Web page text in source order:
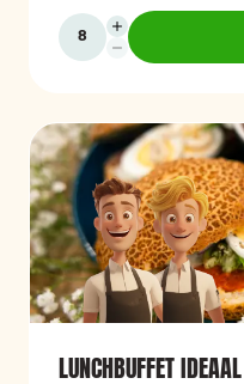
LUNCHBUFFET IDEAAL